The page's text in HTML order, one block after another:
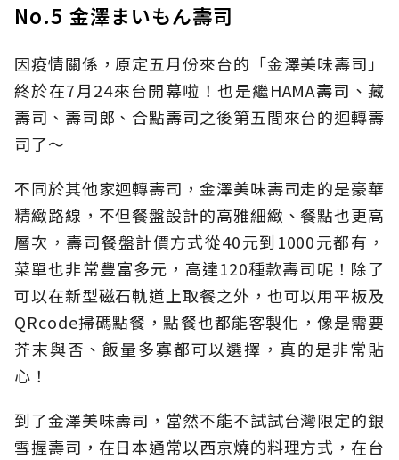
No.5 金澤まいもん壽司
因疫情關係，原定五月份來台的「金澤美味壽司」
終於在7月24來台開幕啦！也是繼HAMA壽司、藏
壽司、壽司郎、合點壽司之後第五間來台的迴轉壽
司了～
不同於其他家迴轉壽司，金澤美味壽司走的是豪華
精緻路線，不但餐盤設計的高雅細緻、餐點也更高
層次，壽司餐盤計價方式從40元到1000元都有，
菜單也非常豐富多元，高達120種款壽司呢！除了
可以在新型磁石軌道上取餐之外，也可以用平板及
QRcode掃碼點餐，點餐也都能客製化，像是需要
芥末與否、飯量多寡都可以選擇，真的是非常貼
心！
到了金澤美味壽司，當然不能不試試台灣限定的銀
雪握壽司，在日本通常以西京燒的料理方式，在台